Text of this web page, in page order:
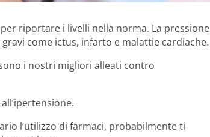
riportare i livelli nella norma. La pressione
come ictus, infarto e malattie cardiache.
i nostri migliori alleati contro
l’utilizzo di farmaci, probabilmente ti